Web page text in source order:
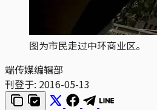
图为市民走过中环商业区。
端传媒编辑部
刊登于: 2016-05-13